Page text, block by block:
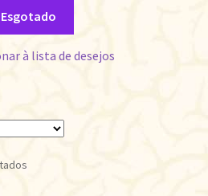
Esgotado
à lista de desejos
Classificado